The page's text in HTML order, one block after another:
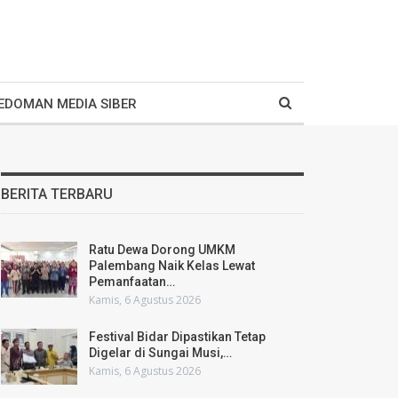
MEDIA SIBER
BERITA TERBARU
Ratu Dewa Dorong UMKM
Palembang Naik Kelas Lewat
Pemanfaatan…
Kamis, 6 Agustus 2026
Festival Bidar Dipastikan Tetap
Digelar di Sungai Musi,…
Kamis, 6 Agustus 2026